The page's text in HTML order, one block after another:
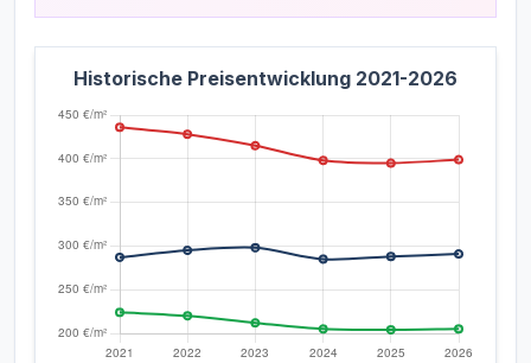
Historische Preisentwicklung 2021-2026